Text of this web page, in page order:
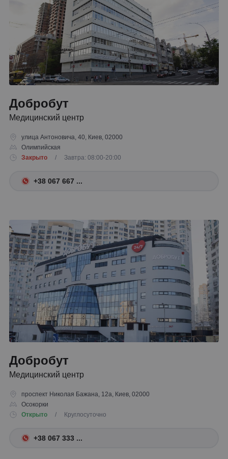
Добробут
Медицинский центр
улица Антоновича, 40, Киев, 02000
Олимпийская
Закрыто
/ Завтра: 08:00-20:00
+38 067 667 ...
Добробут
Медицинский центр
проспект Николая Бажана, 12а, Киев, 02000
Осокорки
Открыто
/ Круглосуточно
+38 067 333 ...